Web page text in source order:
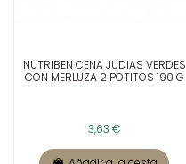
NUTRIBEN CENA JUDIAS VERDES
CON MERLUZA 2 POTITOS 190 G
3,63 €